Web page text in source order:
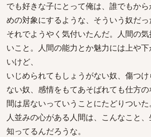
でも好きな子にとって俺は、誰でもか
めの対象にするような、そういう奴だっ
それでようやく気付いたんだ。人間の
いこと。人間の能力とか魅力には上や
いけど、
いじめられてもしょうがない奴、傷つ
ない奴、感情をもてあそばれても仕方
間は居ないっていうことにたどりついた。
人並みの心がある人間は、こんなこと
知ってるんだろうな。